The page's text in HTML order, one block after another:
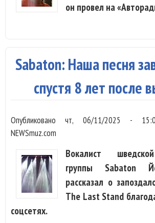
он провел на
Sabaton: Наша песня
спустя 8 лет после
Опубликованочт, 06/11/2025 -
NEWSmuz.com
Вокалист
группы Sabaton
рассказал о
The Last Stand
соцсетях.